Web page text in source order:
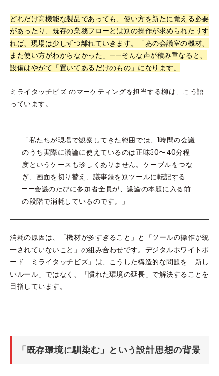
どれだけ高機能な製品であっても、使い方を新たに覚える必要
があったり、既存の業務フローとは別の操作が求められたりす
れば、現場は少しずつ離れていきます。「あの会議室の機材、
また使い方がわからなかった」——そんな声が積み重なると、
設備はやがて「置いてあるだけのもの」になります。
ミライタッチビズ のマーケティングを担当する柳は、こう語
っています。
「私たちが現場で観察してきた範囲では、1時間の会議
のうち実際に議論に使えているのは正味30〜40分程
度というケースも珍しくありません。ケーブルをつな
ぎ、画面を切り替え、議事録を別ツールに転記する
——会議のたびに参加者全員が、議論の本題に入る前
の段階で消耗しているのです。」
消耗の原因は、「機材が多すぎること」と「ツールの操作が統
一されていないこと」の組み合わせです。デジタルホワイトボ
ード「ミライタッチビズ」は、こうした構造的な問題を「新し
いルール」ではなく、「慣れた環境の延長」で解決することを
目指しています。
「既存環境に馴染む」という設計思想の背景